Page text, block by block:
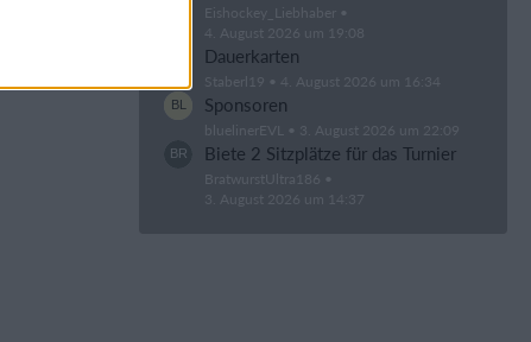
Eishockey_Liebhaber
4. August 2026 um 19:08
Dauerkarten
Staberl19 4. August 2026 um 16:34
Sponsoren
bluelinerEVL 3. August 2026 um 22:09
Biete 2 Sitzplätze für das Turnier
BratwurstUltra186
3. August 2026 um 14:37